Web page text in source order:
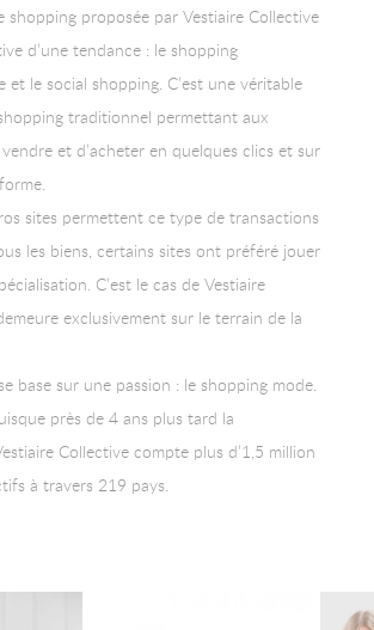
shopping proposée par Vestiaire Collective
d’une tendance : le shopping
et le social shopping. C’est une véritable
traditionnel permettant aux
et d’acheter en quelques clics et sur
sites permettent ce type de transactions
les biens, certains sites ont préféré jouer
C’est le cas de Vestiaire
exclusivement sur le terrain de la
base sur une passion : le shopping mode.
près de 4 ans plus tard la
Collective compte plus d’1,5 million
à travers 219 pays.